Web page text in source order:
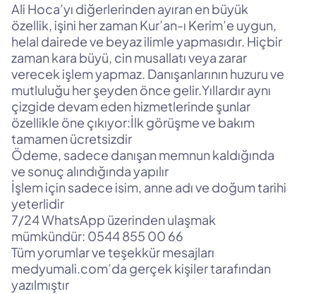
Ali Hoca’yı diğerlerinden ayıran en büyük
özellik, işini her zaman Kur’an-ı Kerim’e uygun,
helal dairede ve beyaz ilimle yapmasıdır. Hiçbir
zaman kara büyü, cin musallatı veya zarar
verecek işlem yapmaz. Danışanlarının huzuru ve
mutluluğu her şeyden önce gelir.Yıllardır aynı
çizgide devam eden hizmetlerinde şunlar
özellikle öne çıkıyor:İlk görüşme ve bakım
tamamen ücretsizdir
Ödeme, sadece danışan memnun kaldığında
ve sonuç alındığında yapılır
İşlem için sadece isim, anne adı ve doğum tarihi
yeterlidir
7/24 WhatsApp üzerinden ulaşmak
mümkündür: 0544 855 00 66
Tüm yorumlar ve teşekkür mesajları
medyumali.com’da gerçek kişiler tarafından
yazılmıştır